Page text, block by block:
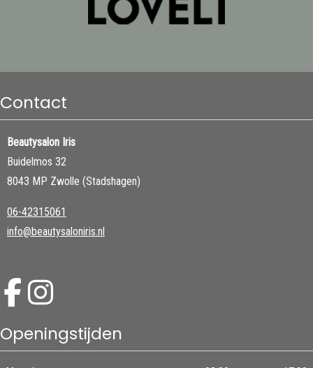
Contact
Beautysalon Iris
Buidelmos 32
8043 MP Zwolle (Stadshagen)
06-42315061
info@beautysaloniris.nl
Openingstijden